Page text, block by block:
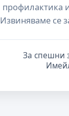
профилактика
Извиняваме се
За спешни